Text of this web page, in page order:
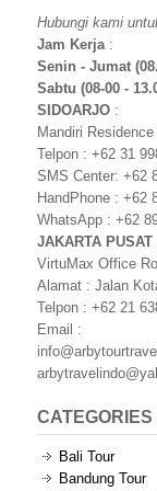
Hubungi kami
Jam Kerja:
Senin - Jumat
Sabtu (08-00 -
SIDOARJO :
Mandiri
Telpon : +62 31
SMS Center: +62
HandPhone : +62
WhatsApp : +62
JAKARTA PUSAT
VirtuMax Office
Alamat : Jalan
Telpon : +62 21
Email :
CATEGORIES
Bali Tour
Bandung Tour